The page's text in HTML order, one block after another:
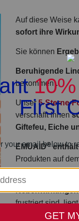
Auf diese Weise
sofort ihre
Sie können
Beruhigende
bekommen.
Unser 5-Sterne-
verschafft Ihnen
Giftefeu, Eiche
EMUAID®
Produkten auf
Wenn Sie mit
Nebenwirkungen
frustriert sind,
Eindringenund